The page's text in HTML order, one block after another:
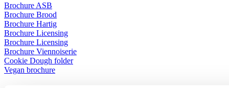
Brochure ASB
Brochure Brood
Brochure Hartig
Brochure Licensing
Brochure Licensing
Brochure Viennoiserie
Cookie Dough folder
Vegan brochure